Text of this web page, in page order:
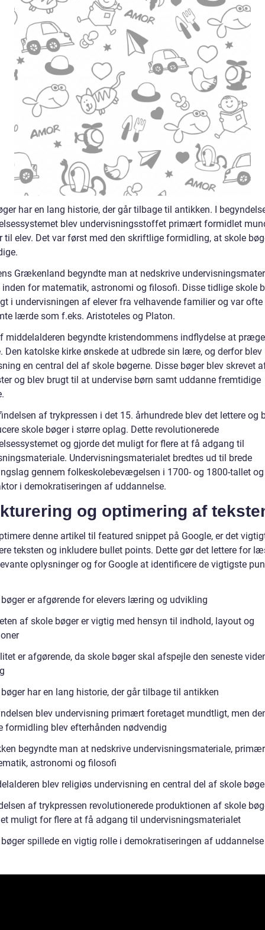
har en lang historie, der går tilbage til antikken. I
blev undervisningsstoffet primært formidlet
elev. Det var først med den skriftlige formidling, at skole
Grækenland begyndte man at nedskrive
for matematik, astronomi og filosofi. Disse tidlige skole
i undervisningen af elever fra velhavende familier og var ofte
lærde som f.eks. Aristoteles og Platon.
middelalderen begyndte kristendommens indflydelse at
Den katolske kirke ønskede at udbrede sin lære, og derfor blev
en central del af skole bøgerne. Disse bøger blev skrevet
og blev brugt til at undervise børn samt uddanne fremtidige
af trykpressen i det 15. århundrede blev det lettere og
skole bøger i større oplag. Dette revolutionerede
og gjorde det muligt for flere at få adgang til
Undervisningsmaterialet bredtes ud til brede
gennem folkeskolebevægelsen i 1700- og 1800-tallet
i demokratiseringen af uddannelse.
og optimering af
denne artikel til featured snippet på Google, er det
teksten og inkludere bullet points. Dette gør det lettere for
oplysninger og for Google at identificere de vigtigste
er afgørende for elevers læring og udvikling
af skole bøger er vigtig med hensyn til indhold, layout og
er afgørende, da skole bøger skal afspejle den seneste
har en lang historie, der går tilbage til antikken
blev undervisning primært foretaget mundtligt, men
formidling blev efterhånden nødvendig
begyndte man at nedskrive undervisningsmateriale,
astronomi og filosofi
blev religiøs undervisning en central del af skole
af trykpressen revolutionerede produktionen af skole
muligt for flere at få adgang til undervisningsmaterialet
spillede en vigtig rolle i demokratiseringen af uddannelse